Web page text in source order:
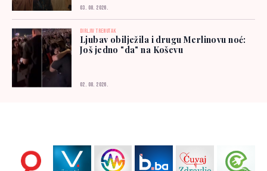
03. 08. 2026.
DIRLJIV TRENUTAK
Ljubav obilježila i drugu Merlinovu noć:
Još jedno "da" na Koševu
02. 08. 2026.